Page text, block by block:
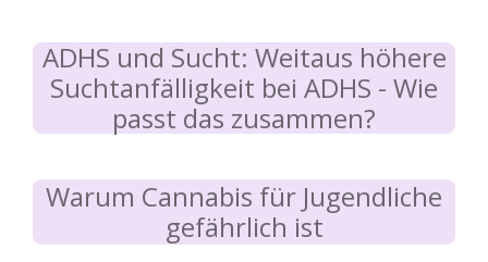
ADHS und Sucht: Weitaus höhere
Suchtanfälligkeit bei ADHS - Wie
passt das zusammen?
Warum Cannabis für Jugendliche
gefährlich ist